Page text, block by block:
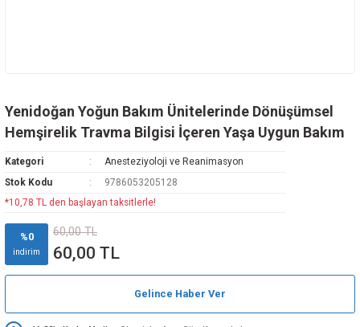
Yenidoğan Yoğun Bakım Ünitelerinde Dönüşümsel
Hemşirelik Travma Bilgisi İçeren Yaşa Uygun Bakım
Kategori
Anesteziyoloji ve Reanimasyon
Stok Kodu
9786053205128
*10,78 TL den başlayan taksitlerle!
%0
indirim
60,00 TL
60,00 TL
Gelince Haber Ver